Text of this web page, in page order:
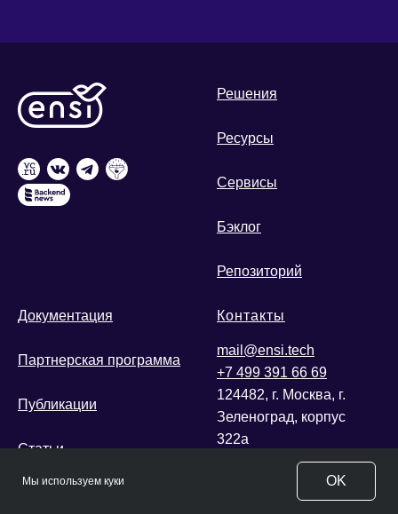
Решения
Ресурсы
Сервисы
Бэклог
Репозиторий
Документация
Партнерская программа
Публикации
Статьи
Контакты
mail@ensi.tech
+7 499 391 66 69
124482, г. Москва, г.
Зеленоград, корпус
322а
Мы используем куки OK